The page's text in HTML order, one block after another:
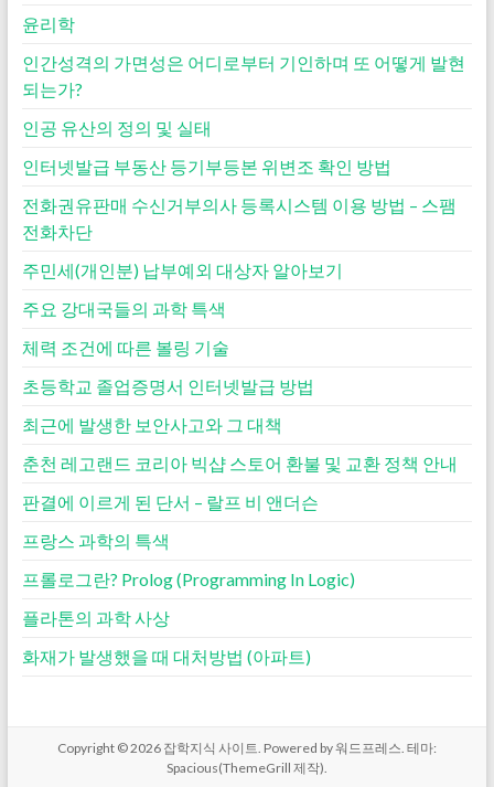
윤리학
인간성격의 가면성은 어디로부터 기인하며 또 어떻게 발현
되는가?
인공 유산의 정의 및 실태
인터넷발급 부동산 등기부등본 위변조 확인 방법
전화권유판매 수신거부의사 등록시스템 이용 방법 – 스팸
전화차단
주민세(개인분) 납부예외 대상자 알아보기
주요 강대국들의 과학 특색
체력 조건에 따른 볼링 기술
초등학교 졸업증명서 인터넷발급 방법
최근에 발생한 보안사고와 그 대책
춘천 레고랜드 코리아 빅샵 스토어 환불 및 교환 정책 안내
판결에 이르게 된 단서 – 랄프 비 앤더슨
프랑스 과학의 특색
프롤로그란? Prolog (Programming In Logic)
플라톤의 과학 사상
화재가 발생했을 때 대처방법 (아파트)
Copyright © 2026 잡학지식 사이트 . Powered by워드프레스 . 테마:
Spacious(ThemeGrill 제작).